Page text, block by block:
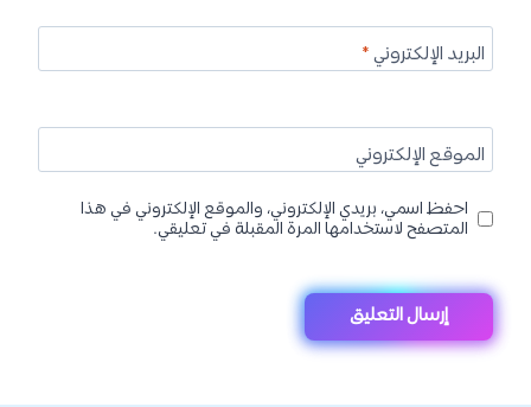
البريد الإلكتروني*
الموقع الإلكتروني
احفظ اسمي، بريدي الإلكتروني، والموقع الإلكتروني في هذا
المتصفح لاستخدامها المرة المقبلة في تعليقي.